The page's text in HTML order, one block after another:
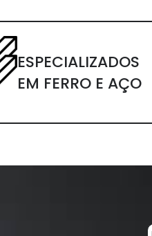
ESPECIALIZADOS
EM FERRO E AÇO